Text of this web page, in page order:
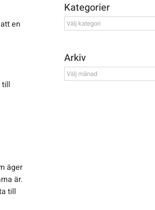
en
till
äger
är.
till
Kategorier
Kategorier
Arkiv
Arkiv